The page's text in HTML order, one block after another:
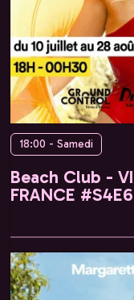
18:00 - Samedi
Beach Club -
FRANCE #S4E6